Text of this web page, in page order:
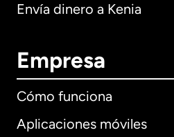
Envía dinero a Kenia
Empresa
Cómo funciona
Aplicaciones móviles